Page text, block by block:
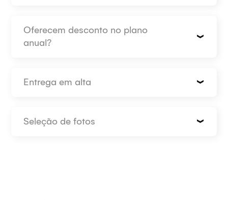
Oferecem desconto no plano
anual?
Entrega em alta
Seleção de fotos